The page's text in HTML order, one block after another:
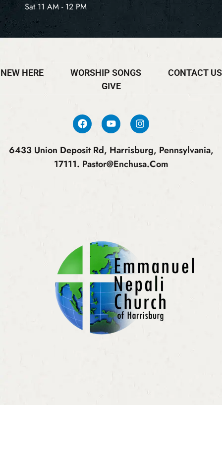
Sat 11 AM - 12 PM
NEW HERE WORSHIP SONGS
CONTACT US
GIVE
6433 Union Deposit Rd, Harrisburg, Pennsylvania,
17111. Pastor@enchusa.com